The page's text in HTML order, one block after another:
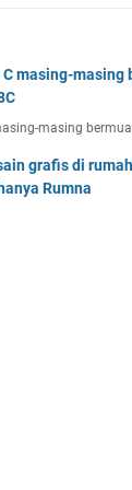
C masing-
masing
grafis di
Rumna